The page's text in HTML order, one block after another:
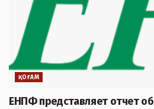
ҚОҒАМ
ЕНПФ представляет отчет